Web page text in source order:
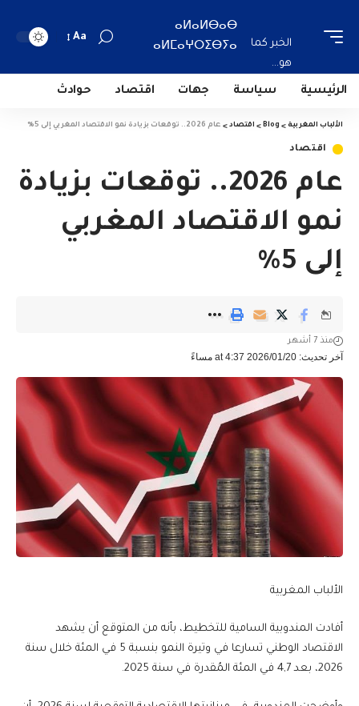
الخبر كما
هو...
ⴰⵍⴰⵍⴱⴰⴱ
ⴰⵍⵎⴰⵖⵔⵉⴱⵢⴰ
Aa
الرئيسية سياسة جهات اقتصاد حوادث
الألباب المغربية >
Blog
> اقتصاد > عام 2026.. توقعات بزيادة نمو الاقتصاد المغربي إلى 5%
اقتصاد
عام 2026.. توقعات بزيادة
نمو الاقتصاد المغربي
إلى 5%
آخر تحديث: 2026/01/20 at 4:37 مساءً
منذ 7 أشهر
الألباب المغربية
أفادت المندوبية السامية للتخطيط، بأنه من المتوقع أن يشهد
الاقتصاد الوطني تسارعا في وتيرة النمو بنسبة 5 في المئة خلال سنة
2026، بعد 4,7 في المئة المُقدرة في سنة 2025.